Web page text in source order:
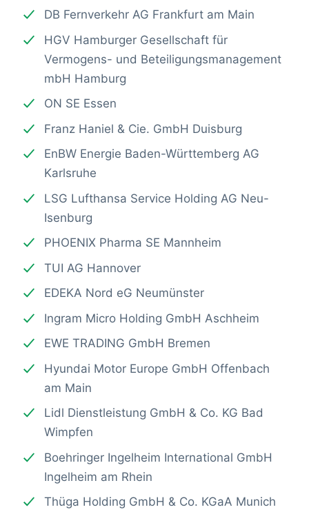
DB Fernverkehr AG Frankfurt am Main
HGV Hamburger Gesellschaft für
Vermogens- und Beteiligungsmanagement
mbH Hamburg
ON SE Essen
Franz Haniel & Cie. GmbH Duisburg
EnBW Energie Baden-Württemberg AG
Karlsruhe
LSG Lufthansa Service Holding AG Neu-
Isenburg
PHOENIX Pharma SE Mannheim
TUI AG Hannover
EDEKA Nord eG Neumünster
Ingram Micro Holding GmbH Aschheim
EWE TRADING GmbH Bremen
Hyundai Motor Europe GmbH Offenbach
am Main
Lidl Dienstleistung GmbH & Co. KG Bad
Wimpfen
Boehringer Ingelheim International GmbH
Ingelheim am Rhein
Thüga Holding GmbH & Co. KGaA Munich